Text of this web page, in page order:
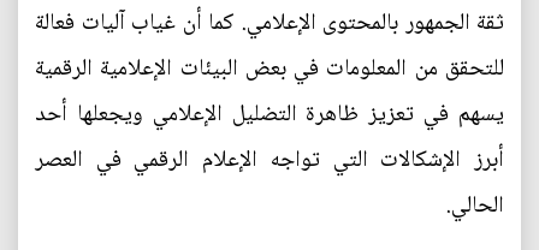
ثقة الجمهور بالمحتوى الإعلامي. كما أن غياب آليات فعالة
للتحقق من المعلومات في بعض البيئات الإعلامية الرقمية
يسهم في تعزيز ظاهرة التضليل الإعلامي ويجعلها أحد
أبرز الإشكالات التي تواجه الإعلام الرقمي في العصر
الحالي.